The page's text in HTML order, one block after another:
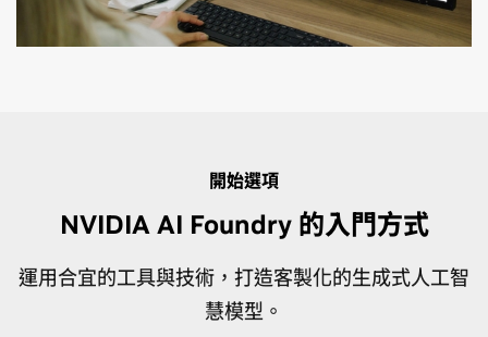
NVIDIA 加速運算和人工智慧技術，電信公司、CSP 與企業可打
造有線與無線雲端原生網路，不僅更加節能，安全性也更滴水
不漏。
深入瞭解網路營運中心的生成式人工智慧
等。金融機構可以使用客製化的 IDP 生成式人工智慧（例如建
置聊天機器人），結合 RAG 架構將貸款流程自動化，或是為建
構投資組合和執行交易深入解析市場。
深入瞭解智慧文件處理
人工智慧可提升漏洞防禦機制，減輕安全團隊負擔。
深入瞭解安全性漏洞分析
與資料科學的強大威力，提供了即時高度客製化的購物體驗，
不僅擴大購物車容量、打造品牌好感度，更提高了轉換率。
開始選項
NVIDIA AI Foundry 的入門方式
運用合宜的工具與技術，打造客製化的生成式人工智
慧模型。